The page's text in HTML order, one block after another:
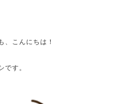
、こんにちは！
です。